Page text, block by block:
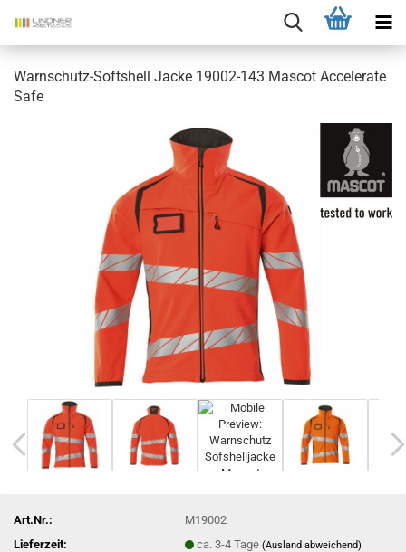
Warnschutz-Softshell Jacke 19002-143 Mascot Accelerate
Safe
Art.Nr.:
M19002
Lieferzeit:
ca. 3-4 Tage(Ausland abweichend)